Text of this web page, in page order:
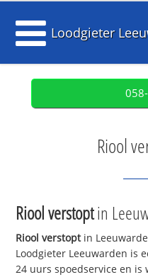
Loodgieter
Riool
Riool verstoptin
Riool verstoptin
Loodgieter Leeuwarden is
24 uurs spoedservice en is